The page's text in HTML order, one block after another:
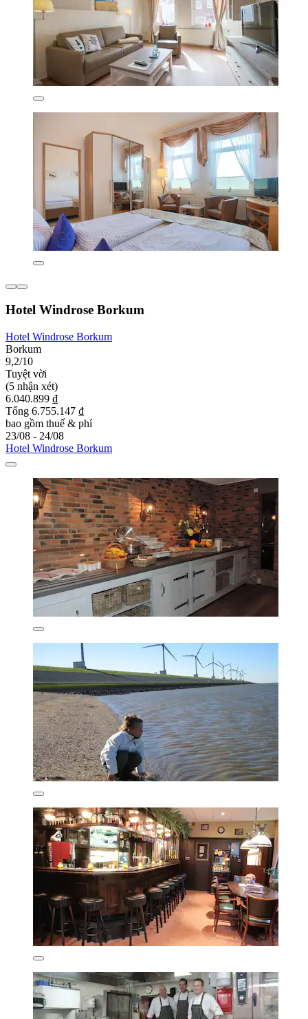
Hotel Windrose Borkum
Hotel Windrose Borkum
Borkum
9,2/10
Tuyệt vời
(5 nhận xét)
6.040.899 ₫
Tổng 6.755.147 ₫
bao gồm thuế & phí
23/08 - 24/08
Hotel Windrose Borkum